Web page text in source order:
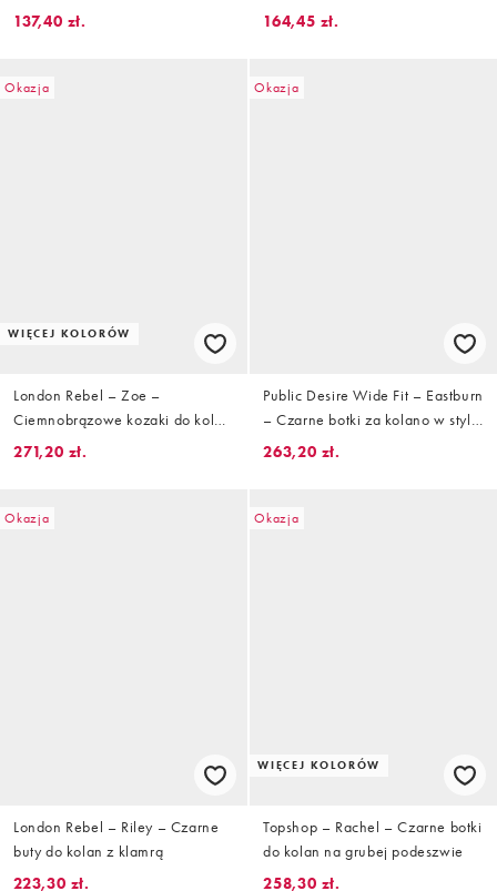
137,40 zł.
zakrzywionym obcasie
164,45 zł.
Okazja
WIĘCEJ KOLORÓW
London Rebel – Zoe –
Ciemnobrązowe kozaki do kolan
na obcasie klockowym z bardzo
271,20 zł.
Okazja
Public Desire Wide Fit – Eastburn
– Czarne botki za kolano w stylu
jeździeckim
263,20 zł.
Okazja
London Rebel – Riley – Czarne
buty do kolan z klamrą
223,30 zł.
Okazja
WIĘCEJ KOLORÓW
Topshop – Rachel – Czarne botki
do kolan na grubej podeszwie
258,30 zł.